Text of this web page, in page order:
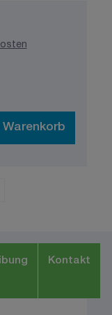
Warenkorb
Kontakt